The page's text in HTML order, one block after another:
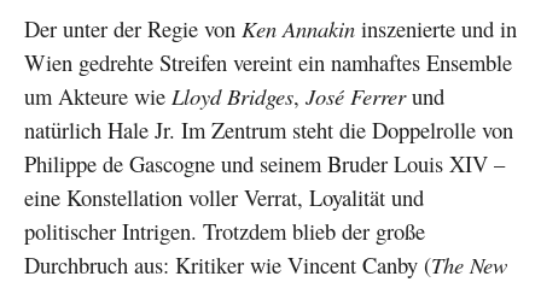
Der unter der Regie von Ken Annakin inszenierte und in
Wien gedrehte Streifen vereint ein namhaftes Ensemble
um Akteure wie Lloyd Bridges, José Ferrerund
natürlich Hale Jr. Im Zentrum steht die Doppelrolle von
Philippe de Gascogne und seinem Bruder Louis XIV –
eine Konstellation voller Verrat, Loyalität und
politischer Intrigen. Trotzdem blieb der große
Durchbruch aus: Kritiker wie Vincent Canby (The New